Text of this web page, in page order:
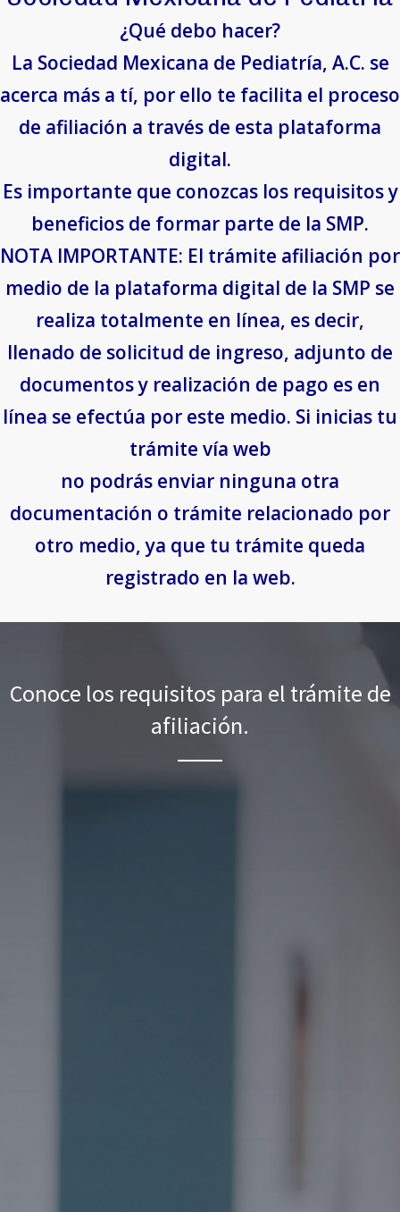
¿Qué debo hacer?
La Sociedad Mexicana de Pediatría, A.C. se
acerca más a tí, por ello te facilita el proceso
de afiliación a través de esta plataforma
digital.
Es importante que conozcas los requisitos y
beneficios de formar parte de la SMP.
NOTA IMPORTANTE: El trámite afiliación por
medio de la plataforma digital de la SMP se
realiza totalmente en línea, es decir,
llenado de solicitud de ingreso, adjunto de
documentos y realización de pago es en
línea se efectúa por este medio. Si inicias tu
trámite vía web
no podrás enviar ninguna otra
documentación o trámite relacionado por
otro medio, ya que tu trámite queda
registrado en la web.
Conoce los requisitos para el trámite de
afiliación.